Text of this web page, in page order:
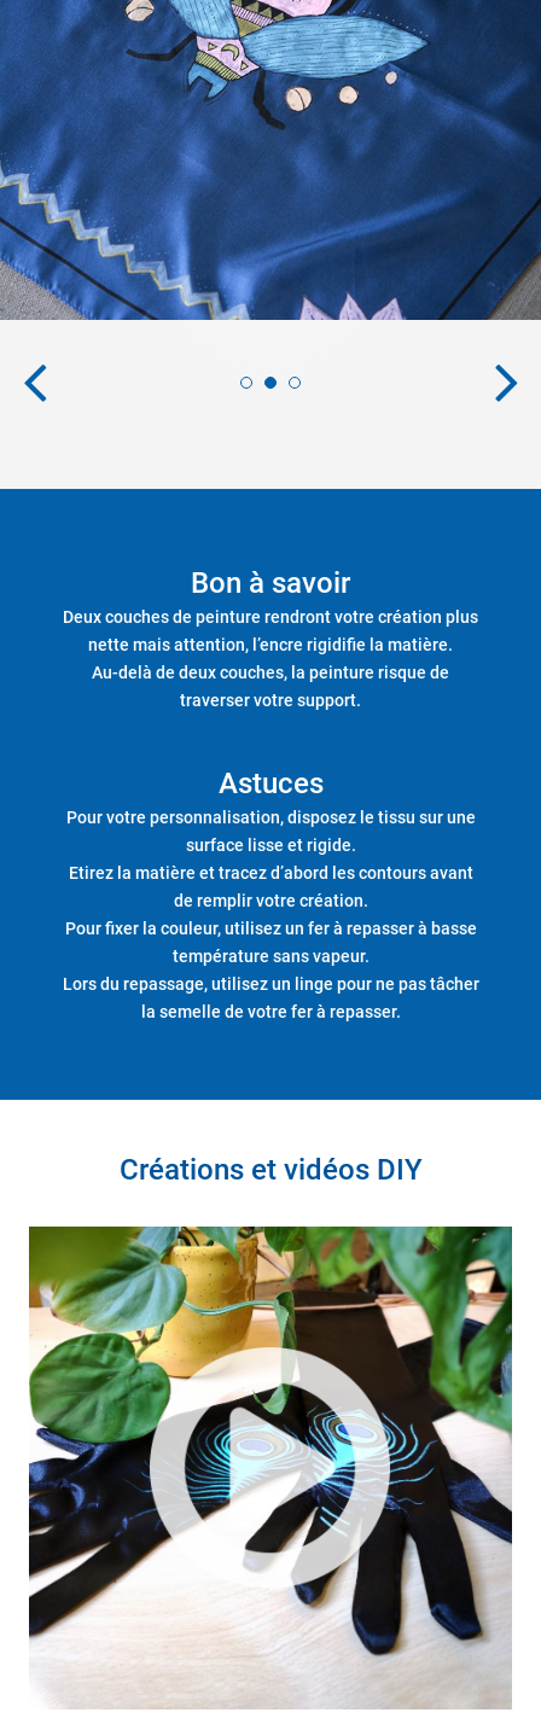
Bon à savoir
Deux couches de peinture rendront votre création plus
nette mais attention, l’encre rigidifie la matière.
Au-delà de deux couches, la peinture risque de
traverser votre support.
Astuces
Pour votre personnalisation, disposez le tissu sur une
surface lisse et rigide.
Etirez la matière et tracez d’abord les contours avant
de remplir votre création.
Pour fixer la couleur, utilisez un fer à repasser à basse
température sans vapeur.
Lors du repassage, utilisez un linge pour ne pas tâcher
la semelle de votre fer à repasser.
Créations et vidéos DIY